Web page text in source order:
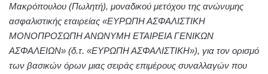
Μακρόπουλου (Πωλητή), μοναδικού μετόχου της ανώνυμης
ασφαλιστικής εταιρείας «ΕΥΡΩΠΗ ΑΣΦΑΛΙΣΤΙΚΗ
ΜΟΝΟΠΡΟΣΩΠΗ ΑΝΩΝΥΜΗ ΕΤΑΙΡΕΙΑ ΓΕΝΙΚΩΝ
ΑΣΦΑΛΕΙΩΝ» (δ.τ. «ΕΥΡΩΠΗ ΑΣΦΑΛΙΣΤΙΚΗ»), για τον ορισμό
των βασικών όρων μιας σειράς επιμέρους συναλλαγών που